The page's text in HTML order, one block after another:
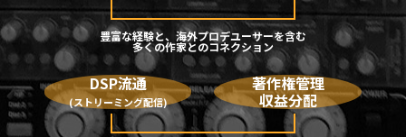
豊富な経験と、海外プロデユーサーを含む
多くの作家とのコネクション
DSP流通
(ストリーミング配信)
著作権管理
収益分配